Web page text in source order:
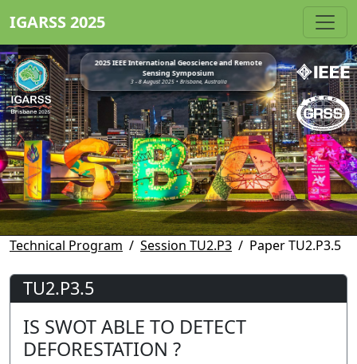
IGARSS 2025
2025 IEEE International Geoscience and Remote
Sensing Symposium
3 - 8 August 2025 • Brisbane, Australia
Technical Program Session TU2.P3 Paper TU2.P3.5
TU2.P3.5
IS SWOT ABLE TO DETECT
DEFORESTATION ?